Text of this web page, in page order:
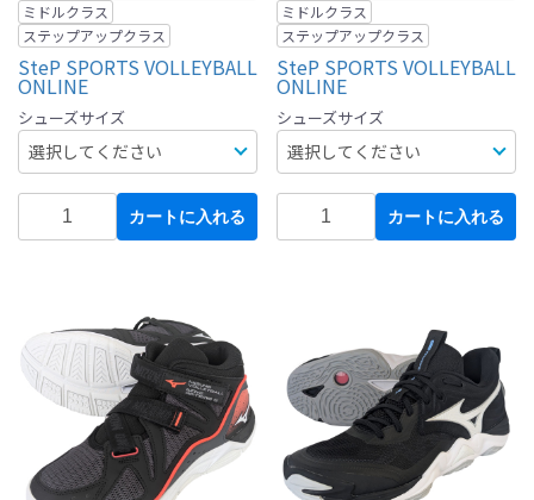
ミドルクラス
ステップアップクラス
SteP SPORTS VOLLEYBALL
ONLINE
シューズサイズ
カートに入れる
ミドルクラス
ステップアップクラス
SteP SPORTS VOLLEYBALL
ONLINE
シューズサイズ
カートに入れる